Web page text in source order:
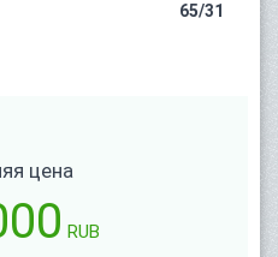
65/31
цена
RUB